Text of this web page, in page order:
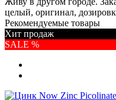
целый, оригинал,
Рекомендуемые товары
Хит продаж
SALE %